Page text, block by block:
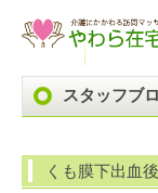
スタッフブ
くも膜下出血